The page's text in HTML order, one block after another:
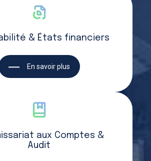
& États financiers
En savoir plus
aux Comptes &
Audit